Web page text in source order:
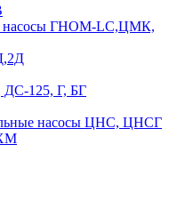
насосы ГНОМ-LC,ЦМК,
125, Г, БГ
насосы ЦНС, ЦНСГ